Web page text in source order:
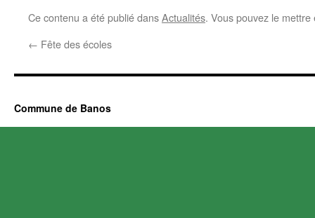
Ce contenu a été publié dansActualités. Vous pouvez le
← Fête des écoles
Commune de Banos